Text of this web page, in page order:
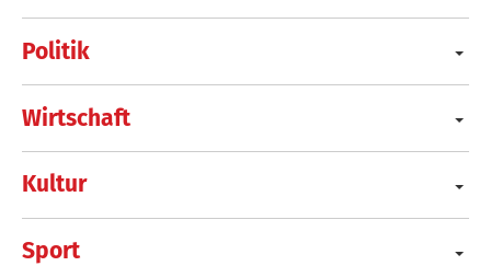
Politik
Wirtschaft
Kultur
Sport